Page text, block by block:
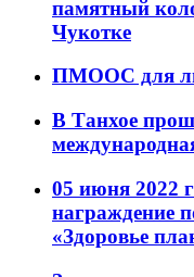
памятный
Чукотке
ПМООС для
В Танхое
05 июня 2022
награждение
«Здоровье